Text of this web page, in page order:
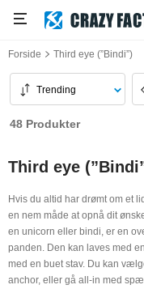
Forside Third eye (”Bindi”)
Trending
48 Produkter
Third eye
Hvis du altid har drømt om et
en nem måde at opnå dit
en unicorn eller bindi, er en
panden. Den kan laves med
med en buet stav. Du kan
anchor, eller gå all-in med